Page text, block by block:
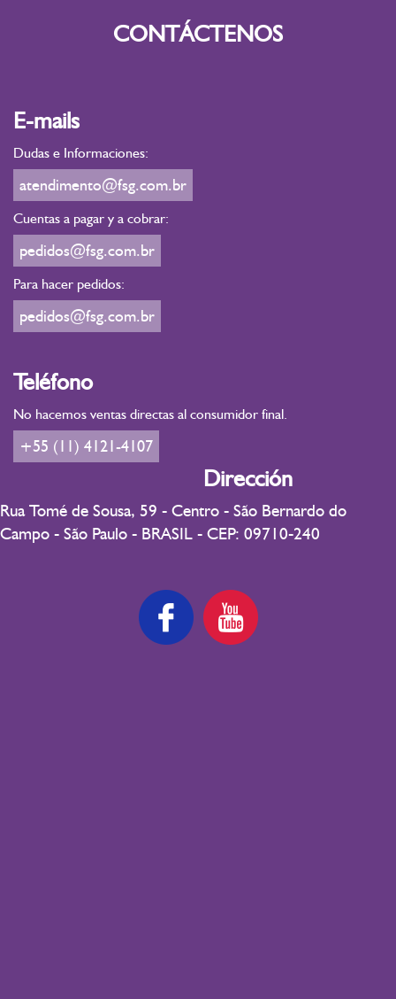
CONTÁCTENOS
E-mails
Dudas e Informaciones:
atendimento@fsg.com.br
Cuentas a pagar y a cobrar:
pedidos@fsg.com.br
Para hacer pedidos:
pedidos@fsg.com.br
Teléfono
No hacemos ventas directas al consumidor final.
+55 (11) 4121-4107
Dirección
Rua Tomé de Sousa, 59 - Centro - São Bernardo do
Campo - São Paulo - BRASIL - CEP: 09710-240